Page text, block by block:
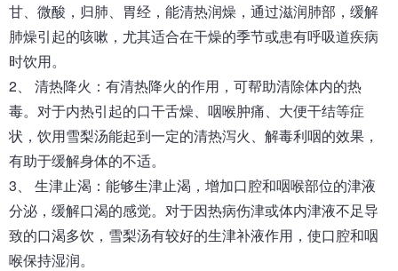
甘、微酸，归肺、胃经，能清热润燥，通过滋润肺部，缓解
肺燥引起的咳嗽，尤其适合在干燥的季节或患有呼吸道疾病
时饮用。
2、 清热降火：有清热降火的作用，可帮助清除体内的热
毒。对于内热引起的口干舌燥、咽喉肿痛、大便干结等症
状，饮用雪梨汤能起到一定的清热泻火、解毒利咽的效果，
有助于缓解身体的不适。
3、 生津止渴：能够生津止渴，增加口腔和咽喉部位的津液
分泌，缓解口渴的感觉。对于因热病伤津或体内津液不足导
致的口渴多饮，雪梨汤有较好的生津补液作用，使口腔和咽
喉保持湿润。